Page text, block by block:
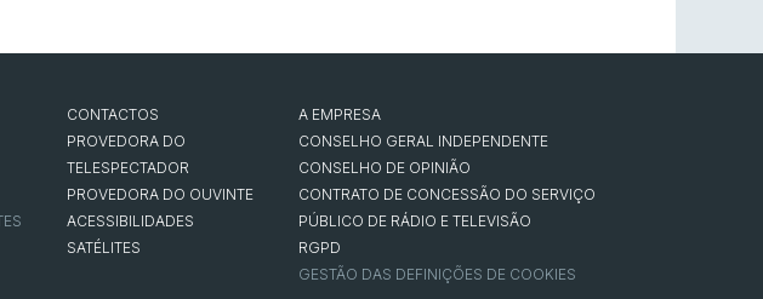
CONTACTOS
PROVEDORA DO
TELESPECTADOR
PROVEDORA DO OUVINTE
ACESSIBILIDADES
SATÉLITES
A EMPRESA
CONSELHO GERAL INDEPENDENTE
CONSELHO DE OPINIÃO
CONTRATO DE CONCESSÃO DO SERVIÇO
PÚBLICO DE RÁDIO E TELEVISÃO
RGPD
GESTÃO DAS DEFINIÇÕES DE COOKIES